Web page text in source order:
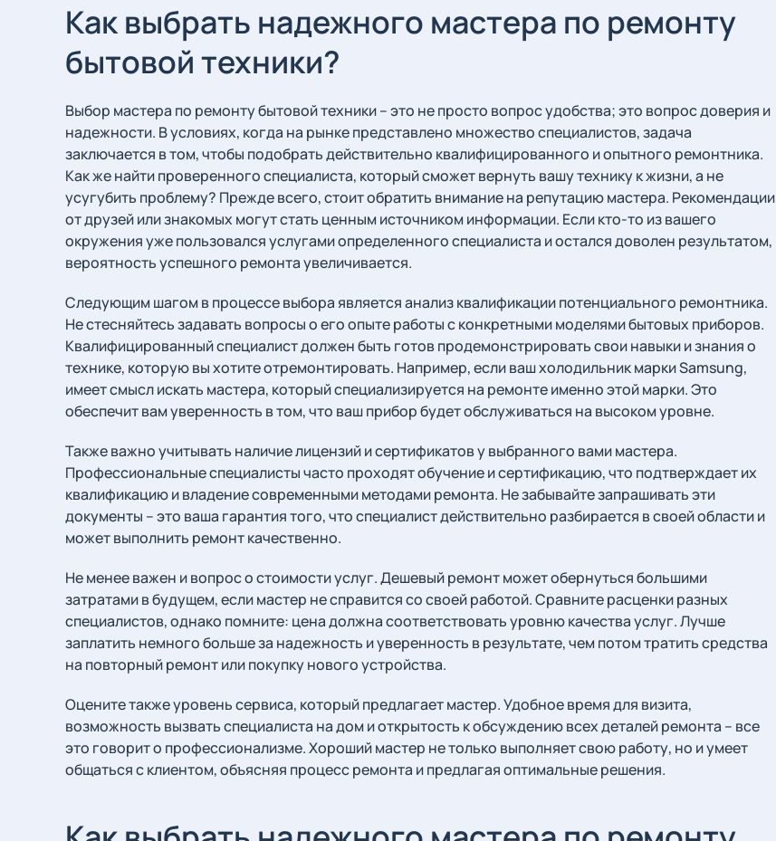
Как выбрать надежного мастера по ремонту
бытовой техники?
Выбор мастера по ремонту бытовой техники – это не просто вопрос удобства; это вопрос доверия и
надежности. В условиях, когда на рынке представлено множество специалистов, задача
заключается в том, чтобы подобрать действительно квалифицированного и опытного ремонтника.
Как же найти проверенного специалиста, который сможет вернуть вашу технику к жизни, а не
усугубить проблему? Прежде всего, стоит обратить внимание на репутацию мастера. Рекомендации
от друзей или знакомых могут стать ценным источником информации. Если кто-то из вашего
окружения уже пользовался услугами определенного специалиста и остался доволен результатом,
вероятность успешного ремонта увеличивается.
Следующим шагом в процессе выбора является анализ квалификации потенциального ремонтника.
Не стесняйтесь задавать вопросы о его опыте работы с конкретными моделями бытовых приборов.
Квалифицированный специалист должен быть готов продемонстрировать свои навыки и знания о
технике, которую вы хотите отремонтировать. Например, если ваш холодильник марки Samsung,
имеет смысл искать мастера, который специализируется на ремонте именно этой марки. Это
обеспечит вам уверенность в том, что ваш прибор будет обслуживаться на высоком уровне.
Также важно учитывать наличие лицензий и сертификатов у выбранного вами мастера.
Профессиональные специалисты часто проходят обучение и сертификацию, что подтверждает их
квалификацию и владение современными методами ремонта. Не забывайте запрашивать эти
документы – это ваша гарантия того, что специалист действительно разбирается в своей области и
может выполнить ремонт качественно.
Не менее важен и вопрос о стоимости услуг. Дешевый ремонт может обернуться большими
затратами в будущем, если мастер не справится со своей работой. Сравните расценки разных
специалистов, однако помните: цена должна соответствовать уровню качества услуг. Лучше
заплатить немного больше за надежность и уверенность в результате, чем потом тратить средства
на повторный ремонт или покупку нового устройства.
Оцените также уровень сервиса, который предлагает мастер. Удобное время для визита,
возможность вызвать специалиста на дом и открытость к обсуждению всех деталей ремонта – все
это говорит о профессионализме. Хороший мастер не только выполняет свою работу, но и умеет
общаться с клиентом, объясняя процесс ремонта и предлагая оптимальные решения.